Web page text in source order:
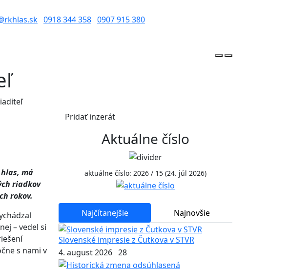
0918 344 358 0907 915 380
má
riadkov
rokov.
– vedel si
s nami v
Pridať inzerát
Aktuálne číslo
aktuálne číslo: 2026 / 15 (24. júl 2026)
Najčítanejšie Najnovšie
Slovenské impresie z Čutkova v STVR
4. august 2026 28